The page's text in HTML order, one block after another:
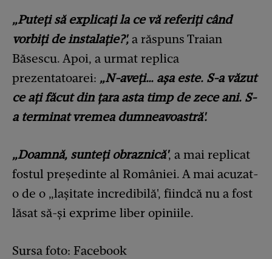
„Puteți să explicați la ce vă referiți când
vorbiți de instalație?', a răspuns Traian
Băsescu. Apoi, a urmat replica
prezentatoarei: „N-aveți… așa este. S-a văzut
ce ați făcut din țara asta timp de zece ani. S-
a terminat vremea dumneavoastră'.
„Doamnă, sunteți obraznică', a mai replicat
fostul președinte al României. A mai acuzat-
o de o „lașitate incredibilă', fiindcă nu a fost
lăsat să-și exprime liber opiniile.
Sursa foto: Facebook